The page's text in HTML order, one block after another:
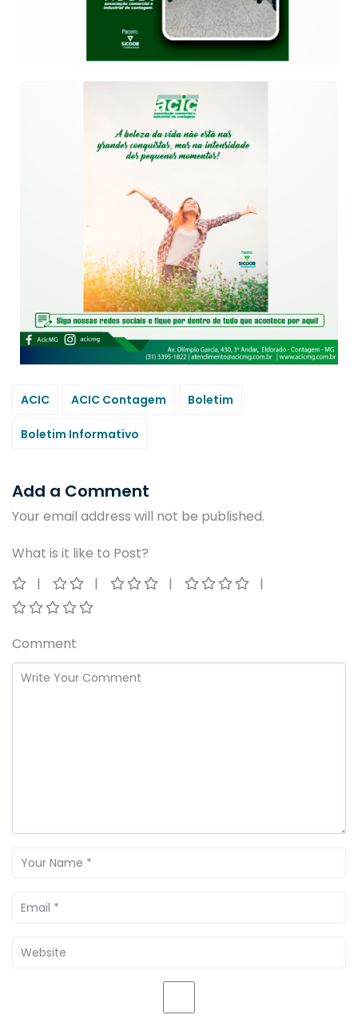
ACIC ACIC Contagem Boletim
Boletim Informativo
Add a Comment
Your email address will not be published.
What is it like to Post?
Comment